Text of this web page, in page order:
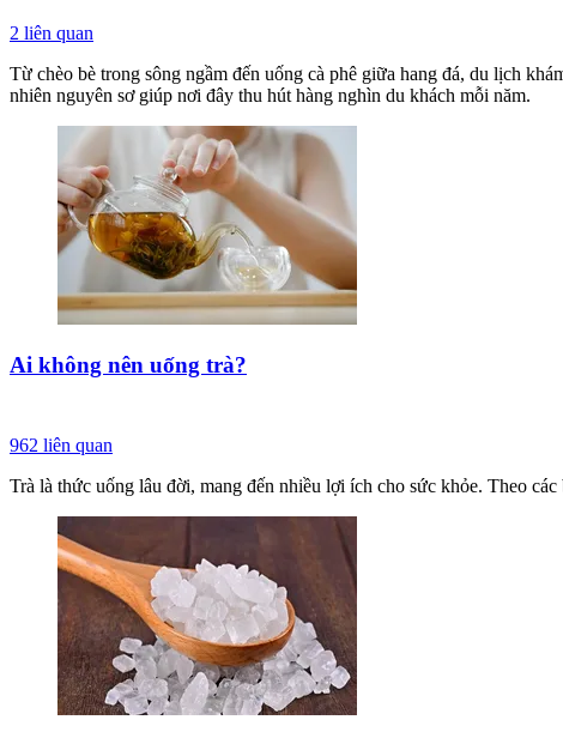
2 liên quan
Từ chèo bè trong sông ngầm đến uống cà phê giữa hang đá, du lịch
nhiên nguyên sơ giúp nơi đây thu hút hàng nghìn du khách mỗi năm.
Ai không nên uống trà?
962 liên quan
Trà là thức uống lâu đời, mang đến nhiều lợi ích cho sức khỏe. Theo